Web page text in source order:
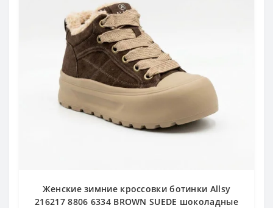
Женские зимние кроссовки ботинки Allsy
216217 8806 6334 BROWN SUEDE шоколадные